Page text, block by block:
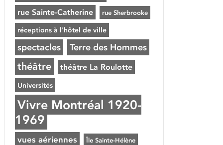
rue Sainte-Catherine rue Sherbrooke
réceptions à l'hôtel de ville
spectacles Terre des Hommes
théâtre théâtre La Roulotte
Universités
Vivre Montréal 1920-
1969
vues aériennes Île Sainte-Hélène